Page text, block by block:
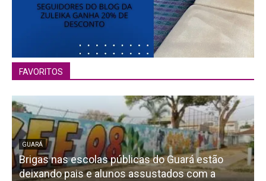
FAVORITOS
GUARÁ
Brigas nas escolas públicas do Guará estão
deixando pais e alunos assustados com a